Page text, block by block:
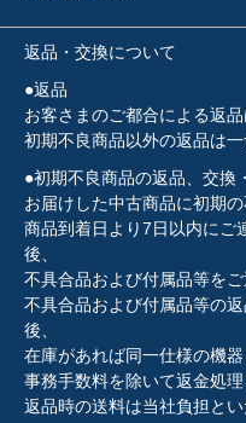
返品・交換について
●返品
お客さまのご都合による返
初期不良商品以外の返品は一
●初期不良商品の返品、交換
お届けした中古商品に初期
商品到着日より7日以内にご
後、
不具合品および付属品等をご
不具合品および付属品等の
後、
在庫があれば同一仕様の機
事務手数料を除いて返金処理
返品時の送料は当社負担とい